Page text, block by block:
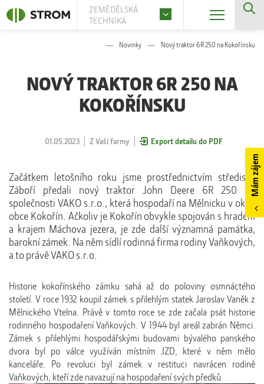
ZEMĚDĚLSKÁ
TECHNIKA
Mám zájem
Novinky Nový traktor 6R 250 na Kokořínsku
NOVÝ TRAKTOR 6R 250 NA
KOKOŘÍNSKU
01.05.2023 Z Vaší farmy Export detailu do PDF
Začátkem letošního roku jsme prostřednictvím střediska
Záboří předali nový traktor John Deere 6R 250 do
společnosti VAKO s.r.o., která hospodaří na Mělnicku v okolí
obce Kokořín. Ačkoliv je Kokořín obvykle spojován s hradem
a krajem Máchova jezera, je zde další významná památka,
barokní zámek. Na něm sídlí rodinná firma rodiny Vaňkových,
a to právě VAKO s.r.o.
Historie kokořínského zámku sahá až do poloviny osmnáctého
století. V roce 1932 koupil zámek s přilehlým statek Jaroslav Vaněk z
Mělnického Vtelna. Právě v tomto roce se zde začala psát historie
rodinného hospodaření Vaňkových. V 1944 byl areál zabrán Němci.
Zámek s přilehlými hospodářskými budovami bývalého panského
dvora byl po válce využíván místním JZD, které v něm mělo
kanceláře. Po revoluci byl zámek v restituci navrácen rodině
Vaňkových, kteří zde navazují na hospodaření svých předků.